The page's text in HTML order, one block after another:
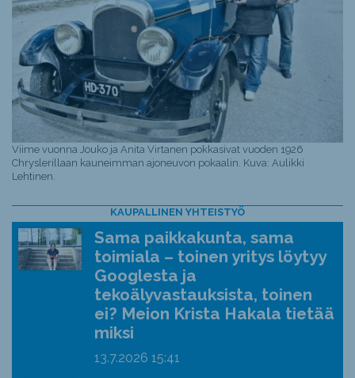
Viime vuonna Jouko ja Anita Virtanen pokkasivat vuoden 1926
Chryslerillaan kauneimman ajoneuvon pokaalin. Kuva: Aulikki
Lehtinen.
KAUPALLINEN YHTEISTYÖ
Sama paikkakunta, sama
toimiala – toinen yritys löytyy
Googlesta ja
tekoälyvastauksista, toinen
ei? Meion Krista Hakala tietää
miksi
13.7.2026 15:41